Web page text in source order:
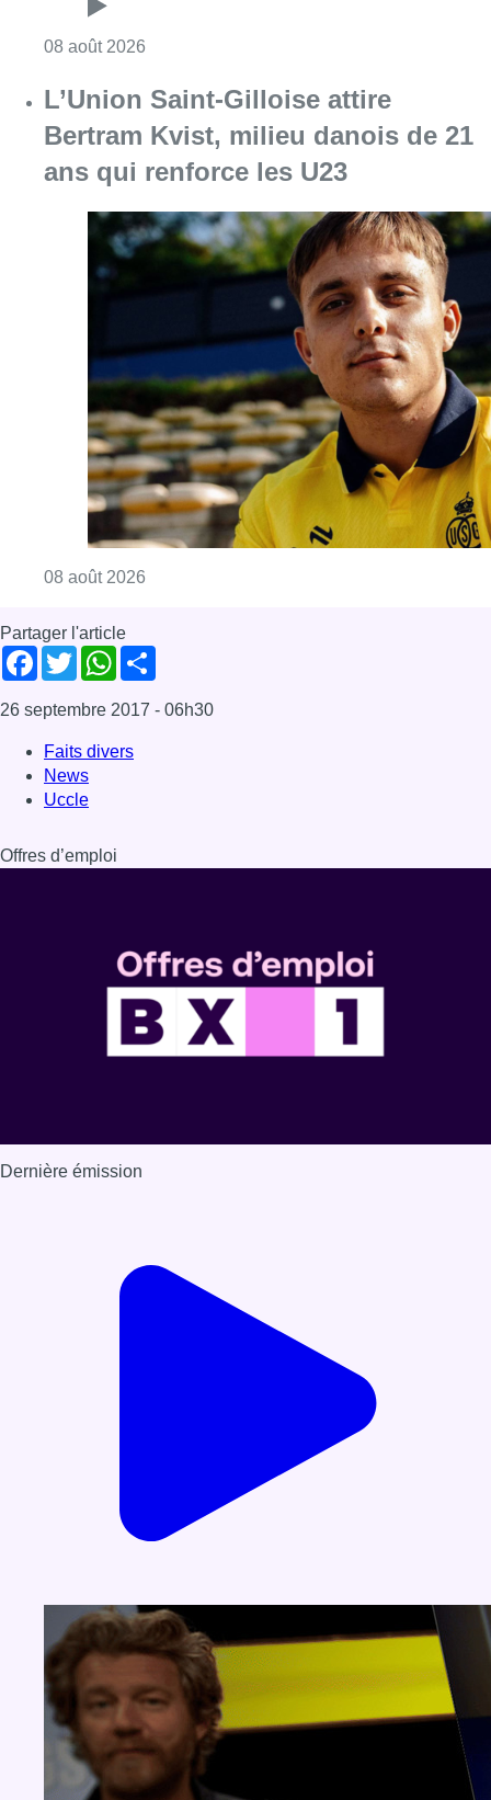
08 août 2026
L’Union Saint-Gilloise attire
Bertram Kvist, milieu danois de 21
ans qui renforce les U23
08 août 2026
Partager l'article
Facebook
TwitterWhatsApp
26 septembre 2017 - 06h30
Faits divers
News
Uccle
Offres d’emploi
Dernière émission